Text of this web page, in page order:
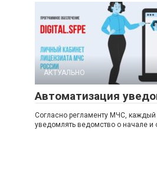
АКТУАЛЬНО
Автоматизация
Согласно регламенту МЧС, каждый
уведомлять ведомство о начале и